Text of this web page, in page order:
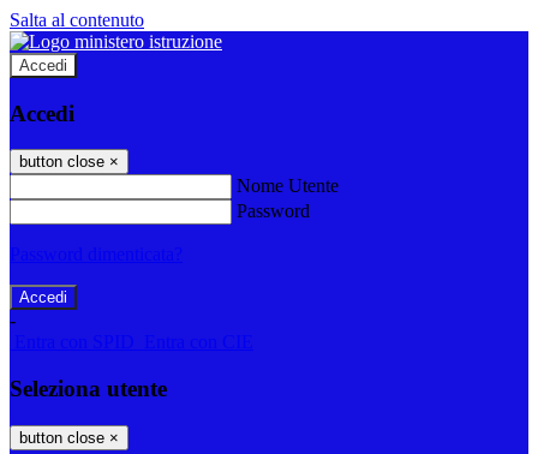
Salta al contenuto
Accedi
Accedi
button close ×
Nome Utente
Password
-
Seleziona utente
button close ×